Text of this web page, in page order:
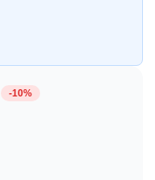
-10%